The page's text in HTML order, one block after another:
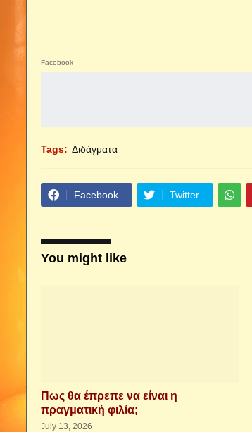
Facebook
Tags: Διδάγματα
Facebook Twitter
You might like
Πως θα έπρεπε να είναι η
πραγματική φιλία;
July 13, 2026